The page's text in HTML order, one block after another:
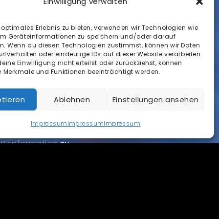
Erlebnis zu bieten, verwenden wir Technologien wie
Geräteinformationen zu speichern und/oder darauf
Wenn du diesen Technologien zustimmst, können wir Daten
oder eindeutige IDs auf dieser Website verarbeiten.
Einwilligung nicht erteilst oder zurückziehst, können
Merkmale und Funktionen beeinträchtigt werden.
Ablehnen Einstellungen ansehen
ImpressumImpressumImpressum
schon bist du dabei.
Nachname
zu.